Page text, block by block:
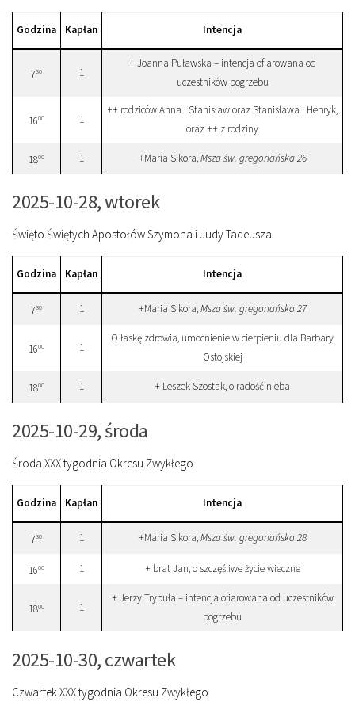
Godzina Kapłan Intencja
730 1
+ Joanna Puławska – intencja ofiarowana od
uczestników pogrzebu
1600 1
++ rodziców Anna i Stanisław oraz Stanisława i Henryk,
oraz ++ z rodziny
1800 1 +Maria Sikora,Msza św. gregoriańska 26
2025-10-28, wtorek
Święto Świętych Apostołów Szymona i Judy Tadeusza
Godzina Kapłan Intencja
730 1 +Maria Sikora,Msza św. gregoriańska 27
1600 1
O łaskę zdrowia, umocnienie w cierpieniu dla Barbary
Ostojskiej
1800 1 + Leszek Szostak, o radość nieba
2025-10-29, środa
Środa XXX tygodnia Okresu Zwykłego
Godzina Kapłan Intencja
730 1 +Maria Sikora,Msza św. gregoriańska 28
1600 1 + brat Jan, o szczęśliwe życie wieczne
1800 1
+ Jerzy Trybuła – intencja ofiarowana od uczestników
pogrzebu
2025-10-30, czwartek
Czwartek XXX tygodnia Okresu Zwykłego